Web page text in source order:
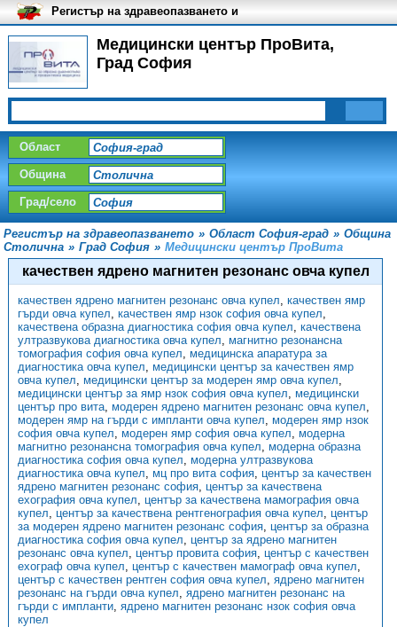
Медицински център ПроВита,
Град София
Регистър на здравеопазването и
медицинските заведения в
България
Област
Община
Град/село
Регистър на здравеопазването » Област София-град » Община
Столична » Град София » Медицински център ПроВита
качествен ядрено магнитен резонанс овча купел
качествен ядрено магнитен резонанс овча купел, качествен ямр
гърди овча купел, качествен ямр нзок софия овча купел,
качествена образна диагностика софия овча купел, качествена
ултразвукова диагностика овча купел, магнитно резонансна
томография софия овча купел, медицинска апаратура за
диагностика овча купел, медицински център за качествен ямр
овча купел, медицински център за модерен ямр овча купел,
медицински център за ямр нзок софия овча купел, медицински
център про вита, модерен ядрено магнитен резонанс овча купел,
модерен ямр на гърди с импланти овча купел, модерен ямр нзок
софия овча купел, модерен ямр софия овча купел, модерна
магнитно резонансна томография овча купел, модерна образна
диагностика софия овча купел, модерна ултразвукова
диагностика овча купел, мц про вита софия, център за качествен
ядрено магнитен резонанс софия, център за качествена
ехография овча купел, център за качествена мамография овча
купел, център за качествена рентгенография овча купел, център
за модерен ядрено магнитен резонанс софия, център за образна
диагностика софия овча купел, център за ядрено магнитен
резонанс овча купел, център провита софия, център с качествен
ехограф овча купел, център с качествен мамограф овча купел,
център с качествен рентген софия овча купел, ядрено магнитен
резонанс на гърди овча купел, ядрено магнитен резонанс на
гърди с импланти, ядрено магнитен резонанс нзок софия овча
купел